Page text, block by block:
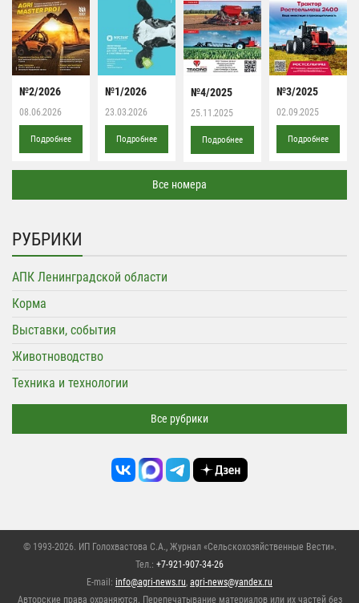
№2/2026
08.06.2026
Подробнее
№1/2026
23.03.2026
Подробнее
№4/2025
25.11.2025
Подробнее
№3/2025
02.09.2025
Подробнее
Все номера
РУБРИКИ
АПК Ленинградской области
Корма
Выставки, события
Животноводство
Техника и технологии
Все рубрики
© 1993-2026. ИП Голохвастова С.А., Журнал «Сельскохозяйственные Вести».
Тел.: +7-921-907-34-26
E-mail: info@agri-news.ru, agri-news@yandex.ru
Авторские права охраняются. Перепечатывание материалов или их частей без